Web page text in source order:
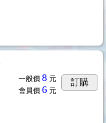
一般價 8 元
會員價 6 元
訂購